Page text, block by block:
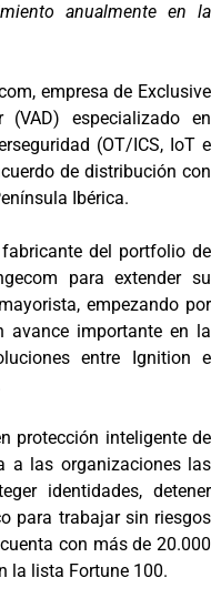
anualmente en la
empresa de Exclusive
(VAD) especializado en
(OT/ICS, IoT e
de distribución con
Ibérica.
del portfolio de
para extender su
empezando por
avance importante en la
entre Ignition e
protección inteligente de
a las organizaciones las
identidades, detener
para trabajar sin riesgos
con más de 20.000
la lista Fortune 100.